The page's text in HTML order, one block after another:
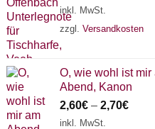
inkl. MwSt.
zzgl. Versandkosten
O, wie wohl ist mir
Abend, Kanon
2,60€ – 2,70€
inkl. MwSt.